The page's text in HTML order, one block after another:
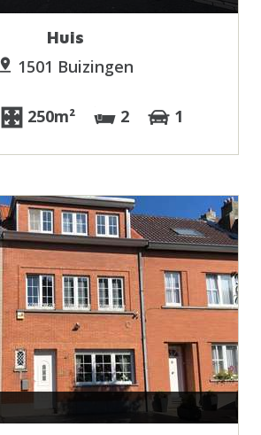
Huis
1501 Buizingen
250m² 2 1